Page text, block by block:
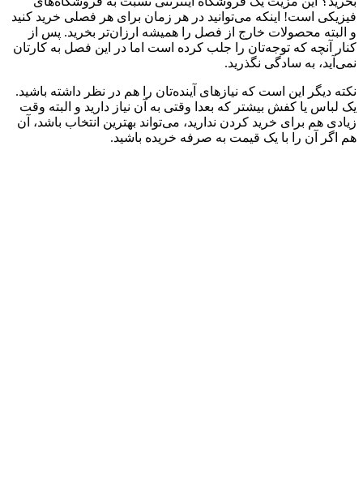
فیزیکی است! اینکه می‌توانید در هر زمان برای هر فصلی خرید کنید
و البته محصولات خارج از فصل را همیشه ارزان‌تر بخرید. پس از
کنار آنچه که توجه‌تان را جلب کرده است اما در این فصل به کارتان
نمی‌آید، به سادگی نگذرید.
نکته دیگر این است که نیازهای آینده‌تان را هم در نظر داشته باشید.
یک لباس یا کفش بیشتر که بعدا وقتی به آن نیاز دارید و البته وقت
زیادی هم برای خرید کردن ندارید، می‌تواند بهترین انتخاب باشد، آن
هم اگر آن را با یک قیمت به صرفه خریده باشید.